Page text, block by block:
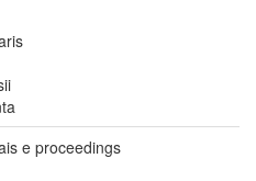
e proceedings